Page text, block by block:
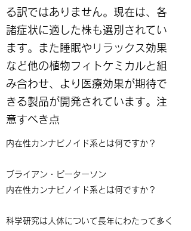
る訳ではありません。現在は、各
諸症状に適した株も選別されてい
ます。また睡眠やリラックス効果
など他の植物フィトケミカルと組
み合わせ、より医療効果が期待で
きる製品が開発されています。注
意すべき点
内在性カンナビノイド系とは何ですか？
ブライアン・ピーターソン
内在性カンナビノイド系とは何ですか？
科学研究は人体について長年にわたって多く